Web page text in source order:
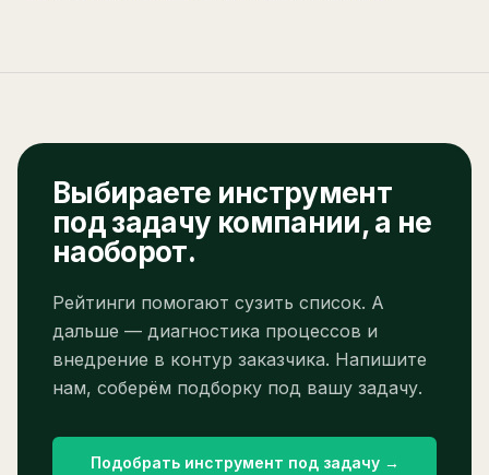
Выбираете инструмент
под задачу компании, а не
наоборот.
Рейтинги помогают сузить список. А
дальше — диагностика процессов и
внедрение в контур заказчика. Напишите
нам, соберём подборку под вашу задачу.
Подобрать инструмент под задачу →